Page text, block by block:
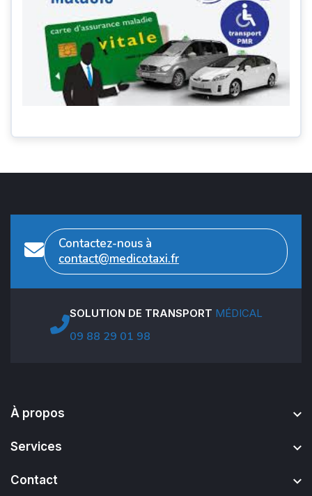
Contactez-nous à
contact@medicotaxi.fr
SOLUTION DE TRANSPORT MÉDICAL
09 88 29 01 98
À propos
Services
Contact